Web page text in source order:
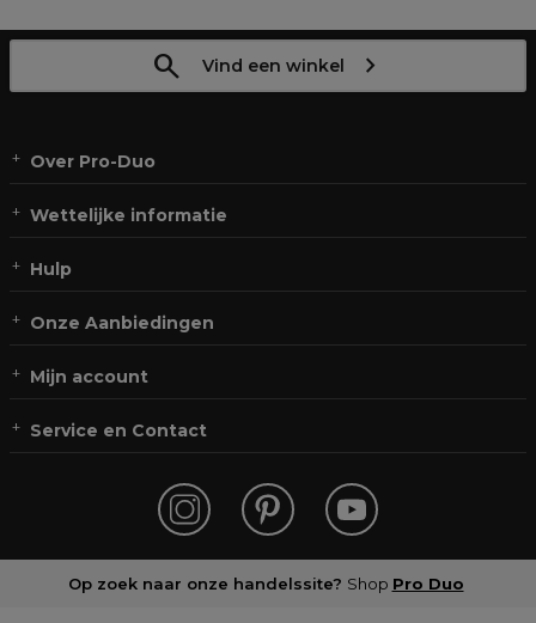
Vind een winkel
Over Pro-Duo
Wettelijke informatie
Hulp
Onze Aanbiedingen
Mijn account
Service en Contact
Op zoek naar onze handelssite? Shop Pro Duo